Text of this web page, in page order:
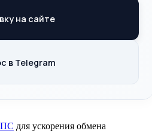
на сайте
в Telegram
для ускорения обмена